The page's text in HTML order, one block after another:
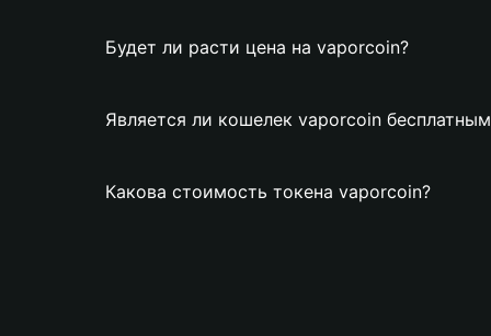
Будет ли расти цена на vaporcoin?
Является ли кошелек vaporcoin
Какова стоимость токена vaporcoin?